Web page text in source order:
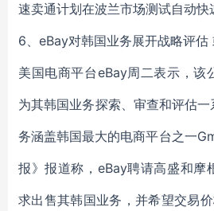
速卖通计划在波兰市场测试自动快
6、eBay对韩国业务展开战略评估
美国电商平台eBay周二表示，该
为其韩国业务探索、审查和评估
务涵盖韩国最大的电商平台之一
报》报道称，eBay聘请高盛和摩
求出售其韩国业务，并希望交易